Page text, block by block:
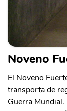
Noveno
El Noveno
transporta de
Guerra